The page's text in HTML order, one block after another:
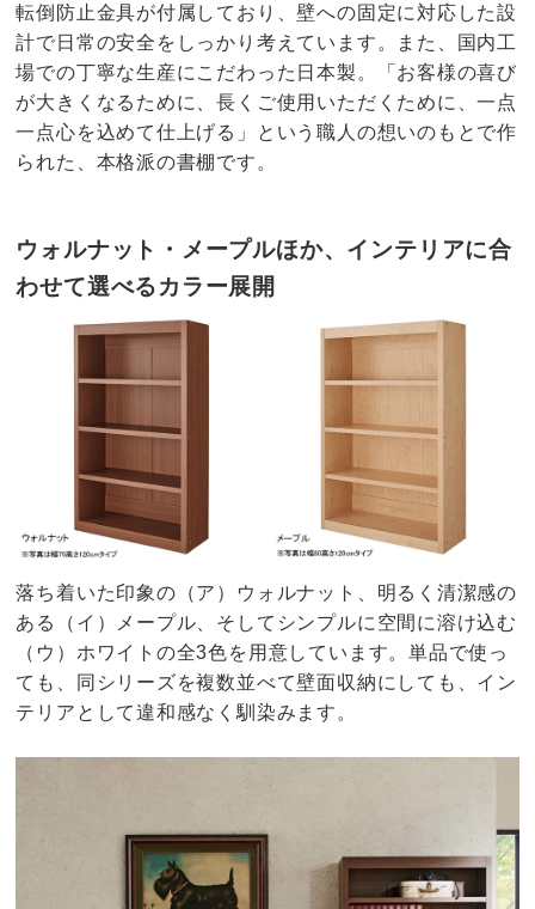
転倒防止金具が付属しており、壁への固定に対応した設
計で日常の安全をしっかり考えています。また、国内工
場での丁寧な生産にこだわった日本製。「お客様の喜び
が大きくなるために、長くご使用いただくために、一点
一点心を込めて仕上げる」という職人の想いのもとで作
られた、本格派の書棚です。
ウォルナット・メープルほか、インテリアに合
わせて選べるカラー展開
落ち着いた印象の（ア）ウォルナット、明るく清潔感の
ある（イ）メープル、そしてシンプルに空間に溶け込む
（ウ）ホワイトの全3色を用意しています。単品で使っ
ても、同シリーズを複数並べて壁面収納にしても、イン
テリアとして違和感なく馴染みます。